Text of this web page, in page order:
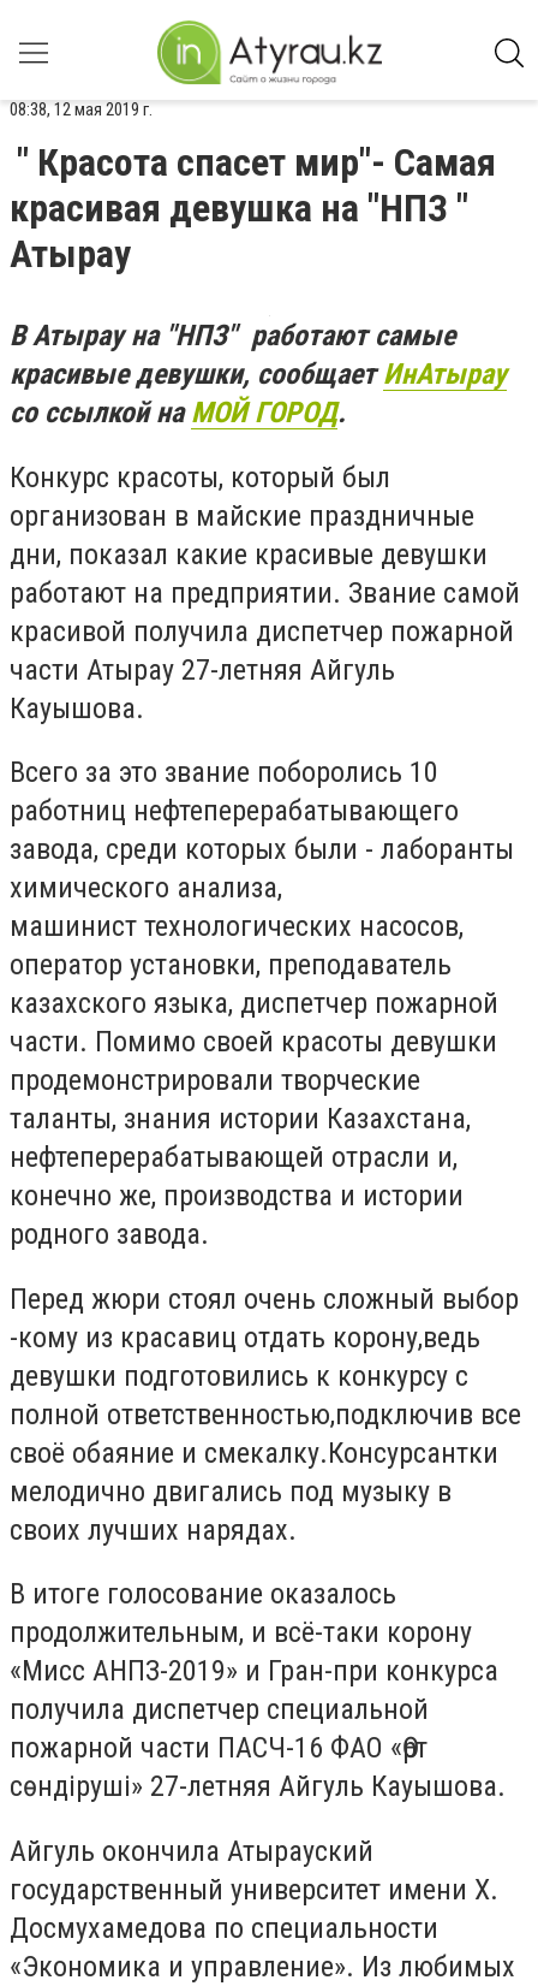
08:38, 12 мая 2019 г.
" Красота спасет мир"- Самая
красивая девушка на "НПЗ "
Атырау
В Атырау на "НПЗ" работают самые
красивые девушки, сообщаетИнАтырау
со ссылкой наМОЙ ГОРОД.
Конкурс красоты, который был
организован в майские праздничные
дни, показал какие красивые девушки
работают на предприятии. Звание самой
красивой получила диспетчер пожарной
части Атырау 27-летняя Айгуль
Кауышова.
Всего за это звание поборолись 10
работниц нефтеперерабатывающего
завода, среди которых были - лаборанты
химического анализа,
машинист технологических насосов,
оператор установки, преподаватель
казахского языка, диспетчер пожарной
части. Помимо своей красоты девушки
продемонстрировали творческие
таланты, знания истории Казахстана,
нефтеперерабатывающей отрасли и,
конечно же, производства и истории
родного завода.
Перед жюри стоял очень сложный выбор
-кому из красавиц отдать корону,ведь
девушки подготовились к конкурсу с
полной ответственностью,подключив все
своё обаяние и смекалку.Консурсантки
мелодично двигались под музыку в
своих лучших нарядах.
В итоге голосование оказалось
продолжительным, и всё-таки корону
«Мисс АНПЗ-2019» и Гран-при конкурса
получила диспетчер специальной
пожарной части ПАСЧ-16 ФАО «Өрт
сөндіруші» 27-летняя Айгуль Кауышова.
Айгуль окончила Атырауский
государственный университет имени Х.
Досмухамедова по специальности
«Экономика и управление». Из любимых